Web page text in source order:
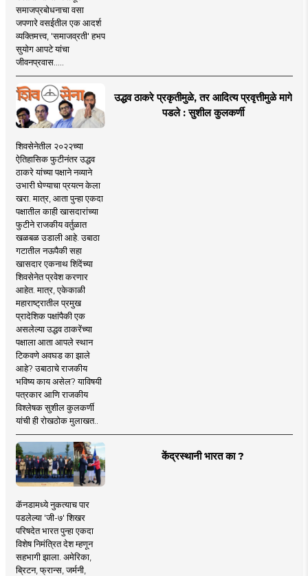
समाजप्रबोधनाचा वसा
जपणारे वसईतील एक आदर्श
व्यक्तिमत्त्व, 'समाजव्रती' हभप
सुयोग आपटे यांचा
जीवनप्रवास.....
उद्धव ठाकरे प्रकृतीमुळे, तर आदित्य प्रवृत्तीमुळे मागे
पडले : सुशील कुलकर्णी
शिवसेनेतील २०२२च्या
ऐतिहासिक फुटीनंतर उद्धव
ठाकरे यांच्या पक्षाने नव्याने
उभारी घेण्याचा प्रयत्न केला
खरा. मात्र, आता पुन्हा एकदा
पक्षातील काही खासदारांच्या
फुटीने राजकीय वर्तुळात
खळबळ उडाली आहे. उबाठा
गटातील नऊपैकी सहा
खासदार एकनाथ शिंदेंच्या
शिवसेनेत प्रवेश करणार
आहेत. मात्र, एकेकाळी
महाराष्ट्रातील प्रमुख
प्रादेशिक पक्षांपैकी एक
असलेल्या उद्धव ठाकरेंच्या
पक्षाला आता आपले स्थान
टिकवणे अवघड का झाले
आहे? उबाठाचे राजकीय
भविष्य काय असेल? याविषयी
पत्रकार आणि राजकीय
विश्लेषक सुशील कुलकर्णी
यांची ही रोखठोक मुलाखत..
केंद्रस्थानी भारत का ?
कॅनडामध्ये नुकत्याच पार
पडलेल्या 'जी-७' शिखर
परिषदेत भारत पुन्हा एकदा
विशेष निमंत्रित देश म्हणून
सहभागी झाला. अमेरिका,
ब्रिटन, फ्रान्स, जर्मनी,